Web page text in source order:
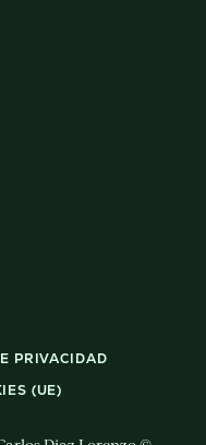
PRIVACIDAD
(UE)